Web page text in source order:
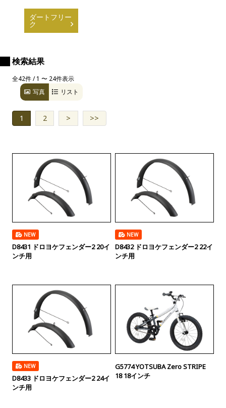
ダートフリー
ク
検索結果
全42件 / 1 〜 24件表示
写真
リスト
1 2 > >>
NEW
D8431 ドロヨケフェンダー2 20イ
ンチ用
NEW
D8432 ドロヨケフェンダー2 22イ
ンチ用
NEW
D8433 ドロヨケフェンダー2 24イ
ンチ用
G5774 YOTSUBA Zero STRIPE
18 18インチ